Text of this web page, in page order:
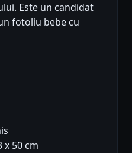
Este un candidat
fotoliu bebe cu
x 50 cm